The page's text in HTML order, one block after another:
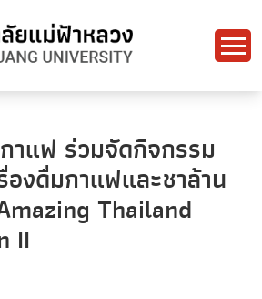
าแฟ ร่วมจัดกิจกรรม
องดื่มกาแฟและชาล้าน
Thailand
II